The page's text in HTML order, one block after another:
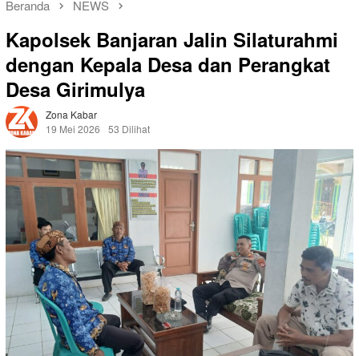
Beranda NEWS
Kapolsek Banjaran Jalin Silaturahmi
dengan Kepala Desa dan Perangkat
Desa Girimulya
Zona Kabar
19 Mei 2026
53 Dilihat